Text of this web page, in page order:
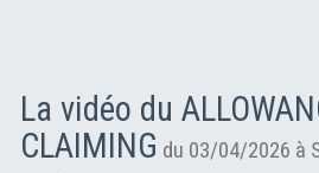
La vidéo du
CLAIMING du 03/04/2026 à